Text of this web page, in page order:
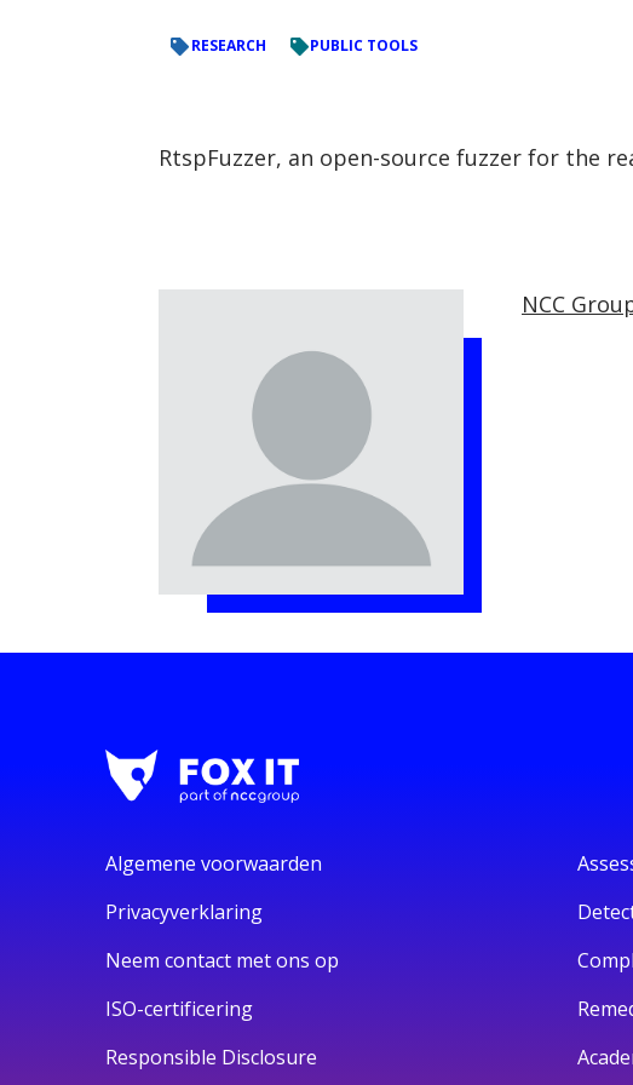
RESEARCH PUBLIC TOOLS
RtspFuzzer, an open-source fuzzer for the
NCC
Algemene voorwaarden
Privacyverklaring
Neem contact met ons op
ISO-certificering
Responsible Disclosure